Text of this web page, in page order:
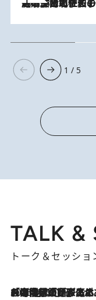
2026.8.3
《「文士の子ども被害者の会」発足！》阿川佐和子（72）が語る遠藤周作に北杜夫、劇作家・矢代静一の子どもたちの“文豪プライベート事件簿”
1 / 5
TALK &
トーク＆セッショ
2026.8.3
「今後値上げがあるとすれば…」「リスクがあるのは今年の冬」エネルギー専門家が語る、ホルムズ海峡封鎖が家庭にもたらす“ある心配”